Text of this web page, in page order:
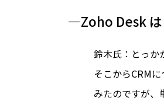
―Zoho Desk は
鈴木氏：とっか
そこからCRM
みたのですが